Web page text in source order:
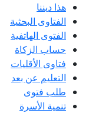
هذا ديننا
الفتاوى البحثية
الفتوى الهاتفية
حساب الزكاة
فتاوى الأقليات
التعليم عن بعد
طلب فتوى
تنمية الأسرة